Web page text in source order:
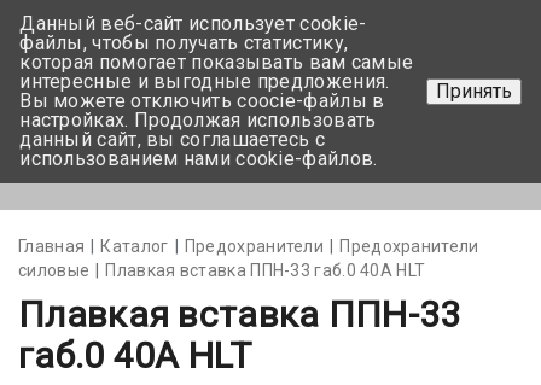
+375 17-350-99-56
+375 44-752-82-08
Задать вопрос
Главная Каталог Предохранители
Предохранители
силовые
Плавкая вставка ППН-33 габ.0 40А HLT
Плавкая вставка ППН-33
габ.0 40А HLT
Данный веб-сайт использует cookie-
файлы, чтобы получать статистику,
которая помогает показывать вам самые
интересные и выгодные предложения.
Вы можете отключить coocie-файлы в
настройках. Продолжая использовать
данный сайт, вы соглашаетесь с
использованием нами cookie-файлов.
Принять